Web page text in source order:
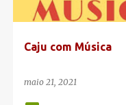
Caju com Música
maio 21, 2021